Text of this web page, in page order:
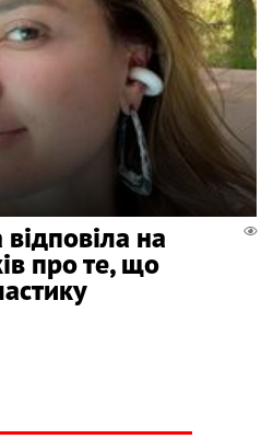
на
про те, що